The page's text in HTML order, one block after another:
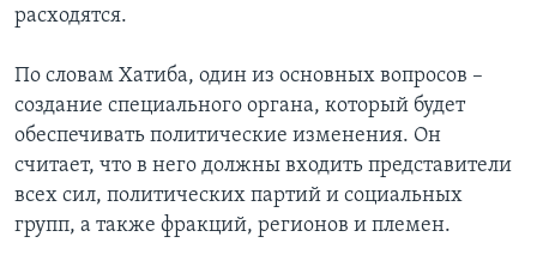
расходятся.
По словам Хатиба, один из основных вопросов –
создание специального органа, который будет
обеспечивать политические изменения. Он
считает, что в него должны входить представители
всех сил, политических партий и социальных
групп, а также фракций, регионов и племен.